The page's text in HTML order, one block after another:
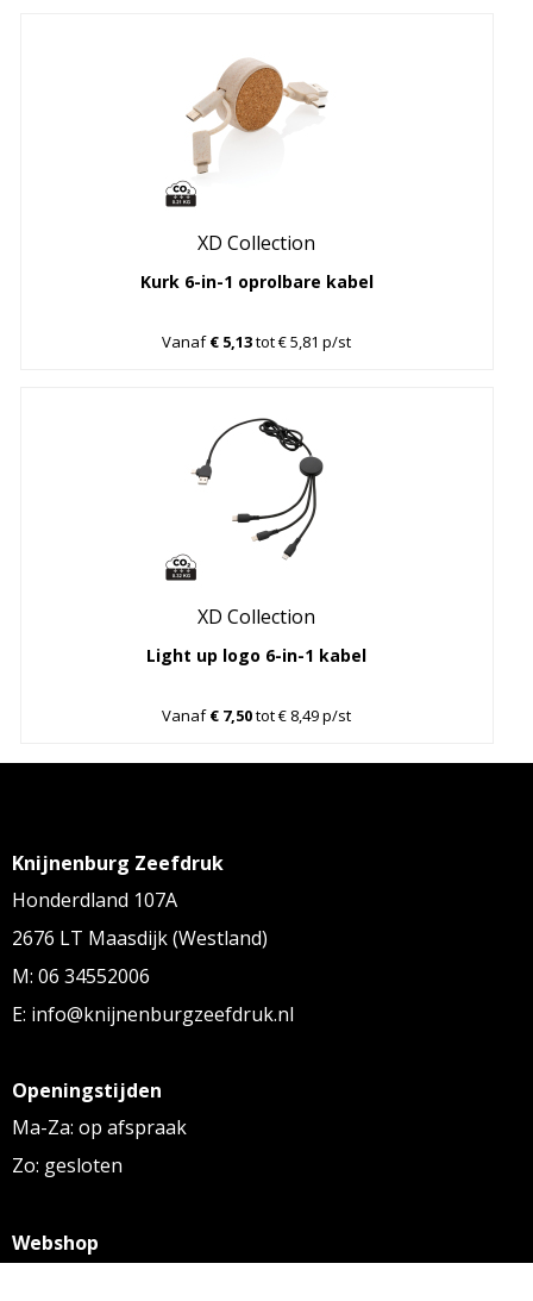
XD Collection
Kurk 6-in-1 oprolbare kabel
Vanaf€ 5,13tot € 5,81 p/st
XD Collection
Light up logo 6-in-1 kabel
Vanaf€ 7,50tot € 8,49 p/st
Knijnenburg Zeefdruk
Honderdland 107A
2676 LT Maasdijk (Westland)
M: 06 34552006
E: info@knijnenburgzeefdruk.nl
Openingstijden
Ma-Za: op afspraak
Zo: gesloten
Webshop